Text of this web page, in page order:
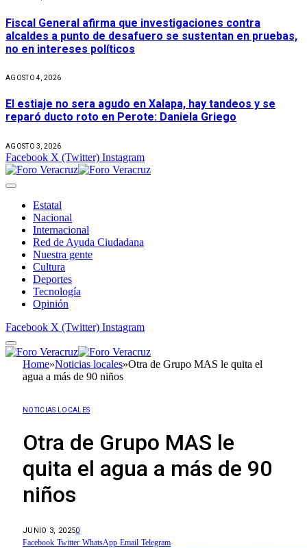
Fiscal General afirma que investigaciones contra
alcaldes a punto de desafuero se sustentan en pruebas,
no en intereses políticos
AGOSTO 4, 2026
El estiaje no sera agudo en Xalapa, hay tandeos y se
reparó ducto roto en Perote: Daniela Griego
AGOSTO 3, 2026
Facebook X (Twitter) Instagram
Estatal
Nacional
Internacional
Red de Ayuda Ciudadana
Nuestra gente
Cultura
Deportes
Tecnología
Opinión
Facebook X (Twitter) Instagram
Home»Noticias locales»Otra de Grupo MAS le quita el
agua a más de 90 niños
NOTICIAS LOCALES
Otra de Grupo MAS le
quita el agua a más de 90
niños
JUNIO 3, 20250
Facebook Twitter WhatsApp Email Telegram